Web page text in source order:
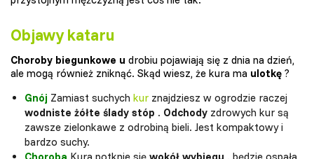
Objawy kataru
Choroby biegunkowe u drobiu pojawiają się z dnia na dzień,
ale mogą również zniknąć. Skąd wiesz, że kura ma ulotkę ?
Gnój Zamiast suchych kur znajdziesz w ogrodzie raczej
wodniste żółte ślady stóp . Odchody zdrowych kur są
zawsze zielonkawe z odrobiną bieli. Jest kompaktowy i
bardzo suchy.